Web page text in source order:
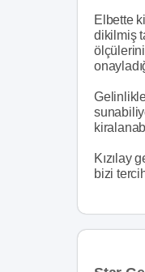
Elbette
dikilmiş
ölçülerini
Kızılay
bizi